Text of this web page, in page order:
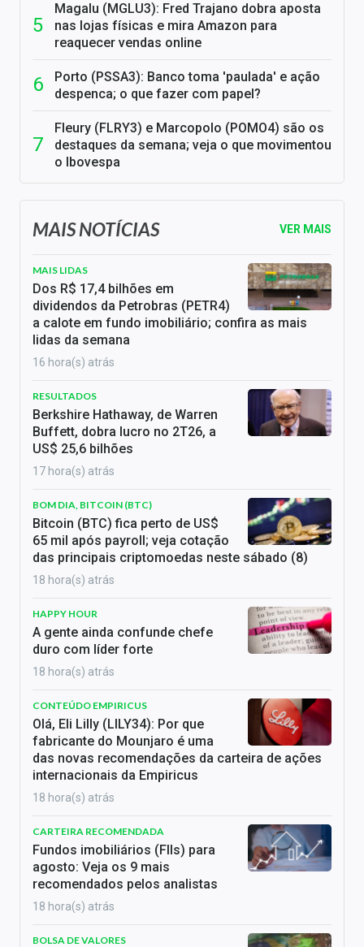
Magalu (MGLU3): Fred Trajano dobra aposta
nas lojas físicas e mira Amazon para
reaquecer vendas online
Porto (PSSA3): Banco toma 'paulada' e ação
despenca; o que fazer com papel?
Fleury (FLRY3) e Marcopolo (POMO4) são os
destaques da semana; veja o que movimentou
o Ibovespa
MAIS NOTÍCIAS VER MAIS
MAIS LIDAS
Dos R$ 17,4 bilhões em
dividendos da Petrobras (PETR4)
a calote em fundo imobiliário; confira as mais
lidas da semana
16 hora(s) atrás
RESULTADOS
Berkshire Hathaway, de Warren
Buffett, dobra lucro no 2T26, a
US$ 25,6 bilhões
17 hora(s) atrás
BOM DIA, BITCOIN (BTC)
Bitcoin (BTC) fica perto de US$
65 mil após payroll; veja cotação
das principais criptomoedas neste sábado (8)
18 hora(s) atrás
HAPPY HOUR
A gente ainda confunde chefe
duro com líder forte
18 hora(s) atrás
CONTEÚDO EMPIRICUS
Olá, Eli Lilly (LILY34): Por que
fabricante do Mounjaro é uma
das novas recomendações da carteira de ações
internacionais da Empiricus
18 hora(s) atrás
CARTEIRA RECOMENDADA
Fundos imobiliários (FIIs) para
agosto: Veja os 9 mais
recomendados pelos analistas
18 hora(s) atrás
BOLSA DE VALORES